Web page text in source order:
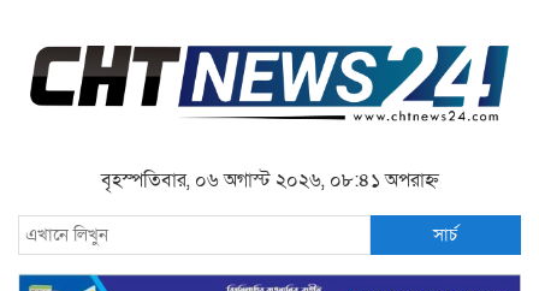
বৃহস্পতিবার, ০৬ অগাস্ট ২০২৬, ০৮:৪১ অপরাহ্ন
সার্চ